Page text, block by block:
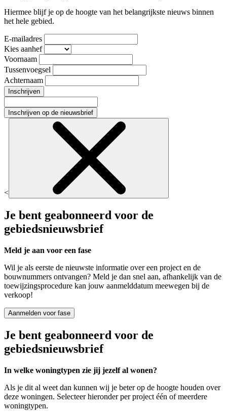
Hiermee blijf je op de hoogte van het belangrijkste nieuws binnen
het hele gebied.
E-mailadres
Kies aanhef
Voornaam
Tussenvoegsel
Achternaam
Inschrijven
Inschrijven op de nieuwsbrief
<
Je bent geabonneerd voor de
gebiedsnieuwsbrief
Meld je aan voor een fase
Wil je als eerste de nieuwste informatie over een project en de
bouwnummers ontvangen? Meld je dan snel aan, afhankelijk van de
toewijzingsprocedure kan jouw aanmelddatum meewegen bij de
verkoop!
Aanmelden voor fase
Je bent geabonneerd voor de
gebiedsnieuwsbrief
In welke woningtypen zie jij jezelf al wonen?
Als je dit al weet dan kunnen wij je beter op de hoogte houden over
deze woningen. Selecteer hieronder per project één of meerdere
woningtypen.